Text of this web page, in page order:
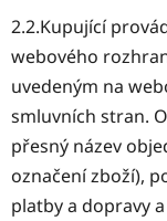
2.2.Kupující
webového
uvedeným na
smluvních stran.
přesný název
označení zboží),
platby a dopravy